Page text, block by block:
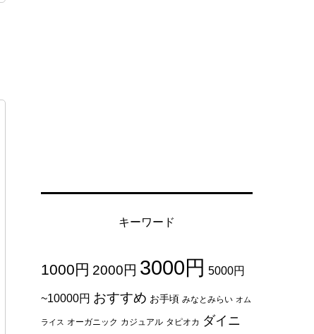
キーワード
1000円 2000円 3000円 5000円
~10000円 おすすめ お手頃 みなとみらい オム
ライス オーガニック カジュアル タピオカ ダイニ